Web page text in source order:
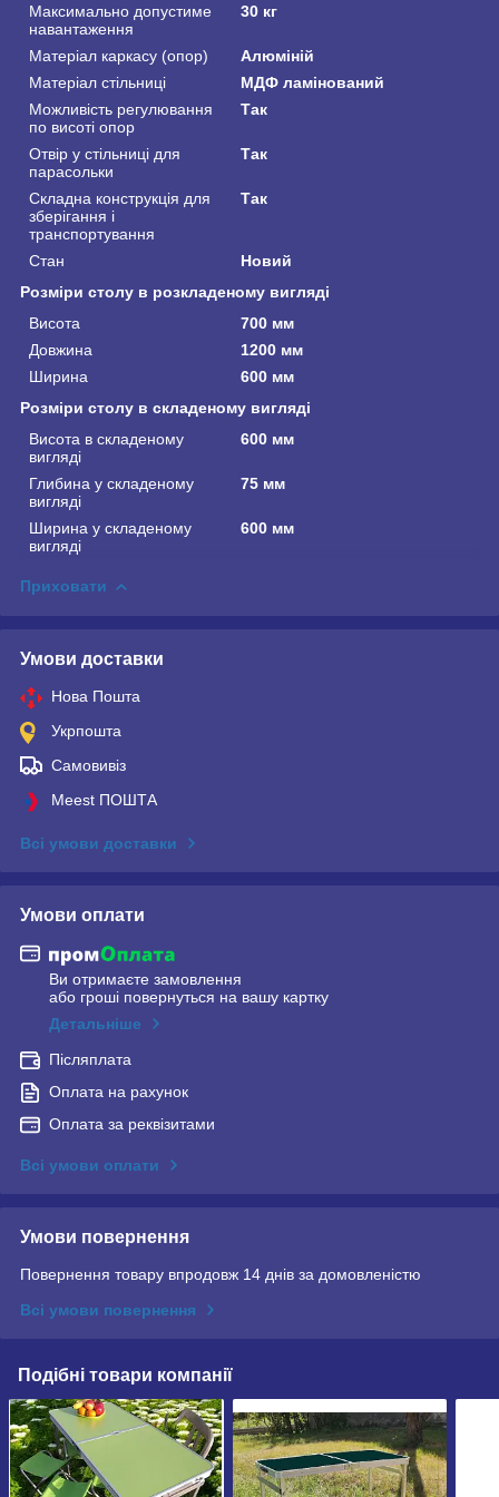
Максимально допустиме
навантаження
30 кг
Матеріал каркасу (опор)
Алюміній
Матеріал стільниці
МДФ ламінований
Можливість регулювання
по висоті опор
Так
Отвір у стільниці для
парасольки
Так
Складна конструкція для
зберігання і
транспортування
Так
Стан
Новий
Розміри столу в розкладеному вигляді
Висота
700 мм
Довжина
1200 мм
Ширина
600 мм
Розміри столу в складеному вигляді
Висота в складеному
вигляді
600 мм
Глибина у складеному
вигляді
75 мм
Ширина у складеному
вигляді
600 мм
Приховати
Умови доставки
Нова Пошта
Укрпошта
Самовивіз
Meest ПОШТА
Всі умови доставки
Умови оплати
Ви отримаєте замовлення
або гроші повернуться на вашу картку
Детальніше
Післяплата
Оплата на рахунок
Оплата за реквізитами
Всі умови оплати
Умови повернення
Повернення товару впродовж 14 днів за домовленістю
Всі умови повернення
Подібні товари компанії